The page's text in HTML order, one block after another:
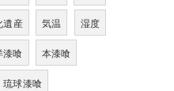
遺産 気温 湿度
漆喰 本漆喰
琉球漆喰